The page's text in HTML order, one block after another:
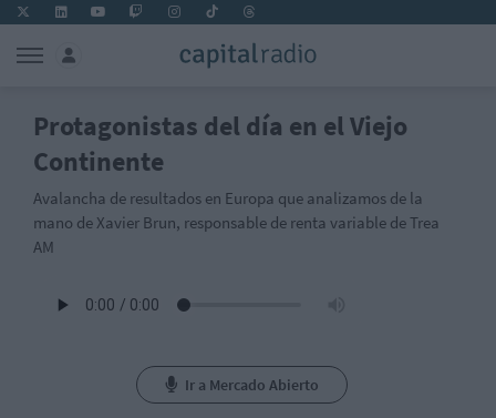
Protagonistas del día en el Viejo
Continente
Avalancha de resultados en Europa que analizamos de la
mano de Xavier Brun, responsable de renta variable de Trea
AM
Ir a Mercado Abierto